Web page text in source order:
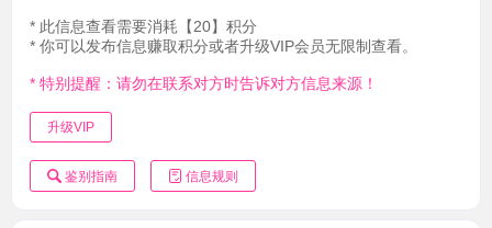
* 此信息查看需要消耗【20】积分
* 你可以发布信息赚取积分或者升级VIP会员无限制查看。
* 特别提醒：请勿在联系对方时告诉对方信息来源！
升级VIP
鉴别指南 信息规则